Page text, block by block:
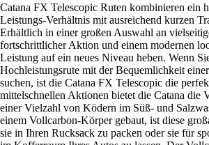
Catana FX Telescopic Ruten kombinieren ein
Leistungs-Verhältnis mit ausreichend kurzen
Erhältlich in einer großen Auswahl an
fortschrittlicher Aktion und einem modernen
Leistung auf ein neues Niveau heben. Wenn
Hochleistungsrute mit der Bequemlichkeit
suchen, ist die Catana FX Telescopic die
mittelschnellen Aktionen bietet die Catana die
einer Vielzahl von Ködern im Süß- und
einem Vollcarbon-Körper gebaut, ist diese
sie in Ihren Rucksack zu packen oder sie für